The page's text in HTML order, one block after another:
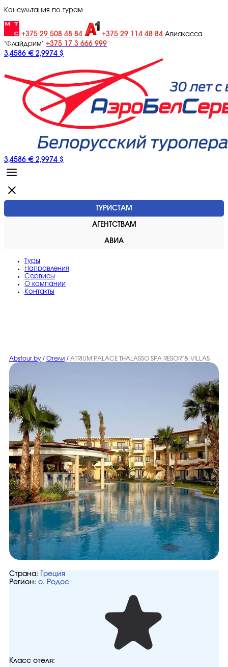
Консультация по турам
+375 29 508 48 84 +375 29 114 48 84 Авиакасса
"Флайдрим" +375 17 3 666 999
3,4586 € 2,9974 $
3,4586 € 2,9974 $
ТУРИСТАМ
АГЕНТСТВАМ
АВИА
Туры
Направления
Сервисы
O компании
Контакты
Abstour.by / Отели / ATRIUM PALACE THALASSO SPA RESORT& VILLAS
Страна:
Греция
Регион: о. Родос
Класс отеля: